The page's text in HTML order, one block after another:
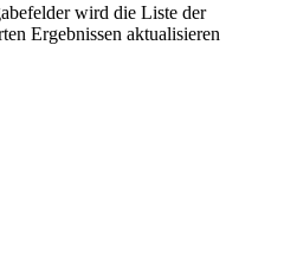
wird die Liste der
Ergebnissen aktualisieren